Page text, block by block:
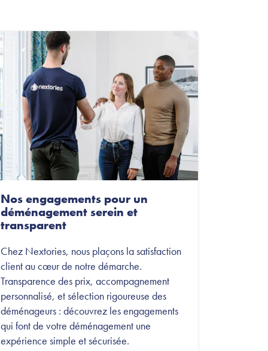
Nos engagements pour un
déménagement serein et
transparent
Chez Nextories, nous plaçons la satisfaction
client au cœur de notre démarche.
Transparence des prix, accompagnement
personnalisé, et sélection rigoureuse des
déménageurs : découvrez les engagements
qui font de votre déménagement une
expérience simple et sécurisée.